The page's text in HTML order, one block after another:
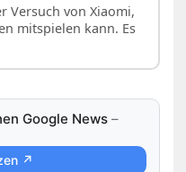
Versuch von Xiaomi,
mitspielen kann. Es
Google News –
↗